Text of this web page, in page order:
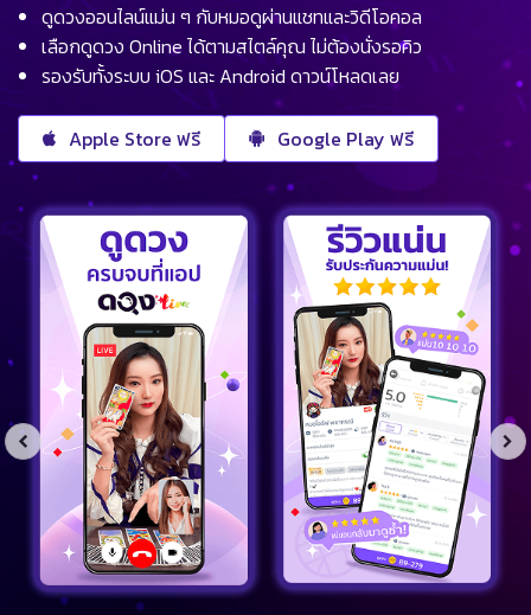
ดูดวงออนไลน์แม่น ๆ กับหมอดูผ่านแชทและวิดีโอคอล
เลือกดูดวง Online ได้ตามสไตล์คุณ ไม่ต้องนั่งรอคิว
รองรับทั้งระบบ iOS และ Android ดาวน์โหลดเลย
Apple Store ฟรี Google Play ฟรี